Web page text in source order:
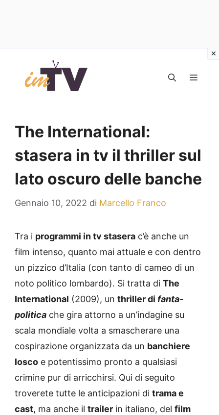
contenuto
The International:
stasera in tv il thriller sul
lato oscuro delle banche
Gennaio 10, 2022 di Marcello Franco
Tra i programmi in tv stasera c’è anche un
film intenso, quanto mai attuale e con dentro
un pizzico d’Italia (con tanto di cameo di un
noto politico lombardo). Si tratta di The
International (2009), un thriller di fanta-
politica che gira attorno a un’indagine su
scala mondiale volta a smascherare una
cospirazione organizzata da un banchiere
losco e potentissimo pronto a qualsiasi
crimine pur di arricchirsi. Qui di seguito
troverete tutte le anticipazioni di trama e
cast, ma anche il trailer in italiano, del film